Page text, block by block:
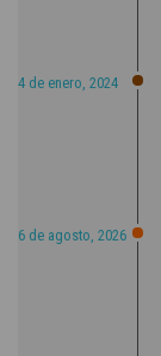
4 de enero, 2024
6 de agosto, 2026